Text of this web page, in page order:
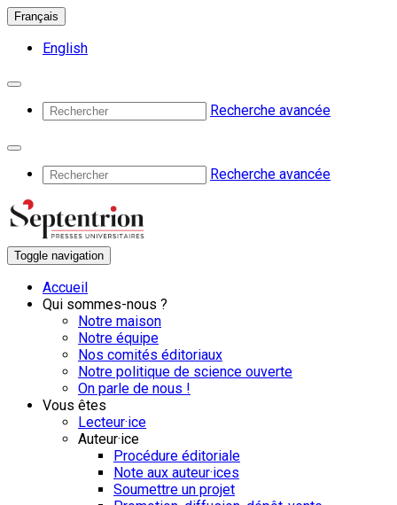
Français
English
Recherche avancée
Recherche avancée
Toggle navigation
Accueil
Qui sommes-nous ?
Notre maison
Notre équipe
Nos comités éditoriaux
Notre politique de science ouverte
On parle de nous !
Vous êtes
Lecteur·ice
Auteur·ice
Procédure éditoriale
Note aux auteur·ices
Soumettre un projet